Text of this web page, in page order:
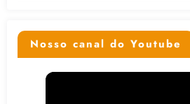
Nosso canal do Youtube